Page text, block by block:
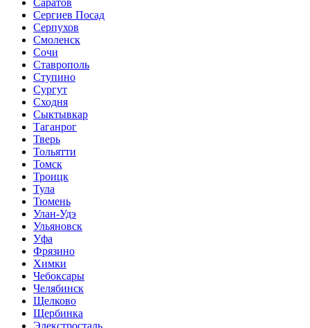
Саратов
Сергиев Посад
Серпухов
Смоленск
Сочи
Ставрополь
Ступино
Сургут
Сходня
Сыктывкар
Таганрог
Тверь
Тольятти
Томск
Троицк
Тула
Тюмень
Улан-Удэ
Ульяновск
Уфа
Фрязино
Химки
Чебоксары
Челябинск
Щелково
Щербинка
Элекстросталь